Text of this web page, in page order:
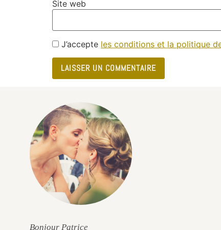
Site web
J’accepte les conditions et la politique
Bonjour Patrice